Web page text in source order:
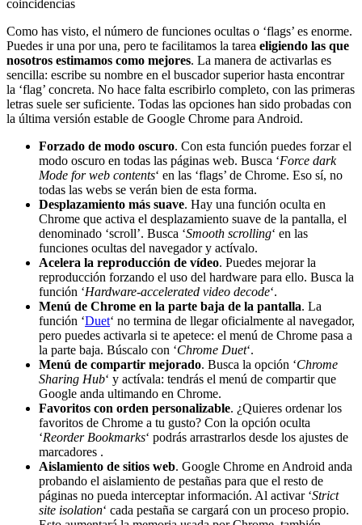
coincidencias
Como has visto, el número de funciones ocultas o ‘flags’ es enorme.
Puedes ir una por una, pero te facilitamos la tarea eligiendo las que
nosotros estimamos como mejores. La manera de activarlas es
sencilla: escribe su nombre en el buscador superior hasta encontrar
la ‘flag’ concreta. No hace falta escribirlo completo, con las primeras
letras suele ser suficiente. Todas las opciones han sido probadas con
la última versión estable de Google Chrome para Android.
Forzado de modo oscuro. Con esta función puedes forzar el
modo oscuro en todas las páginas web. Busca ‘Force dark
Mode for web contents‘ en las ‘flags’ de Chrome. Eso sí, no
todas las webs se verán bien de esta forma.
Desplazamiento más suave. Hay una función oculta en
Chrome que activa el desplazamiento suave de la pantalla, el
denominado ‘scroll’. Busca ‘Smooth scrolling‘ en las
funciones ocultas del navegador y actívalo.
Acelera la reproducción de vídeo. Puedes mejorar la
reproducción forzando el uso del hardware para ello. Busca la
función ‘Hardware-accelerated video decode‘.
Menú de Chrome en la parte baja de la pantalla. La
función ‘Duet‘ no termina de llegar oficialmente al navegador,
pero puedes activarla si te apetece: el menú de Chrome pasa a
la parte baja. Búscalo con ‘Chrome Duet‘.
Menú de compartir mejorado. Busca la opción ‘Chrome
Sharing Hub‘ y actívala: tendrás el menú de compartir que
Google anda ultimando en Chrome.
Favoritos con orden personalizable. ¿Quieres ordenar los
favoritos de Chrome a tu gusto? Con la opción oculta
‘Reorder Bookmarks‘ podrás arrastrarlos desde los ajustes de
marcadores .
Aislamiento de sitios web. Google Chrome en Android anda
probando el aislamiento de pestañas para que el resto de
páginas no pueda interceptar información. Al activar ‘Strict
site isolation‘ cada pestaña se cargará con un proceso propio.